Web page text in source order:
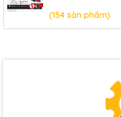
(154 sản phẩm)